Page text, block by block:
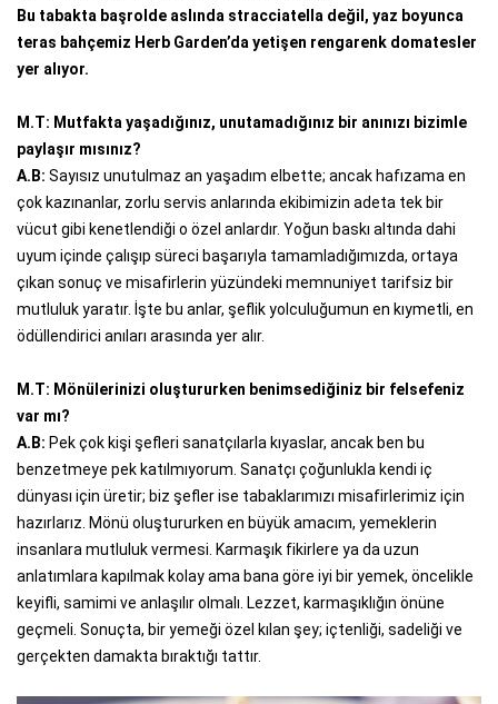
Bu tabakta başrolde aslında stracciatella değil, yaz boyunca
teras bahçemiz Herb Garden’da yetişen rengarenk domatesler
yer alıyor.
M.T: Mutfakta yaşadığınız, unutamadığınız bir anınızı bizimle
paylaşır mısınız?
A.B: Sayısız unutulmaz an yaşadım elbette; ancak hafızama en
çok kazınanlar, zorlu servis anlarında ekibimizin adeta tek bir
vücut gibi kenetlendiği o özel anlardır. Yoğun baskı altında dahi
uyum içinde çalışıp süreci başarıyla tamamladığımızda, ortaya
çıkan sonuç ve misafirlerin yüzündeki memnuniyet tarifsiz bir
mutluluk yaratır. İşte bu anlar, şeflik yolculuğumun en kıymetli, en
ödüllendirici anıları arasında yer alır.
M.T: Mönülerinizi oluştururken benimsediğiniz bir felsefeniz
var mı?
A.B: Pek çok kişi şefleri sanatçılarla kıyaslar, ancak ben bu
benzetmeye pek katılmıyorum. Sanatçı çoğunlukla kendi iç
dünyası için üretir; biz şefler ise tabaklarımızı misafirlerimiz için
hazırlarız. Mönü oluştururken en büyük amacım, yemeklerin
insanlara mutluluk vermesi. Karmaşık fikirlere ya da uzun
anlatımlara kapılmak kolay ama bana göre iyi bir yemek, öncelikle
keyifli, samimi ve anlaşılır olmalı. Lezzet, karmaşıklığın önüne
geçmeli. Sonuçta, bir yemeği özel kılan şey; içtenliği, sadeliği ve
gerçekten damakta bıraktığı tattır.